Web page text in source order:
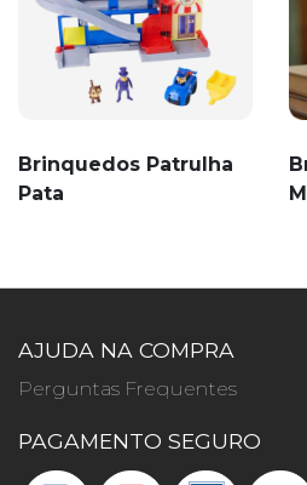
Brinquedos Patrulha
Pata
AJUDA NA COMPRA
Perguntas Frequentes
PAGAMENTO SEGURO